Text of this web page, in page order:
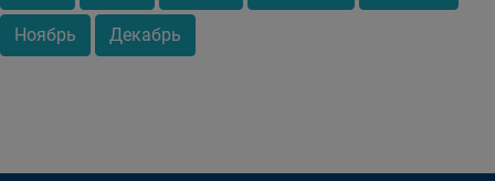
Ноябрь Декабрь